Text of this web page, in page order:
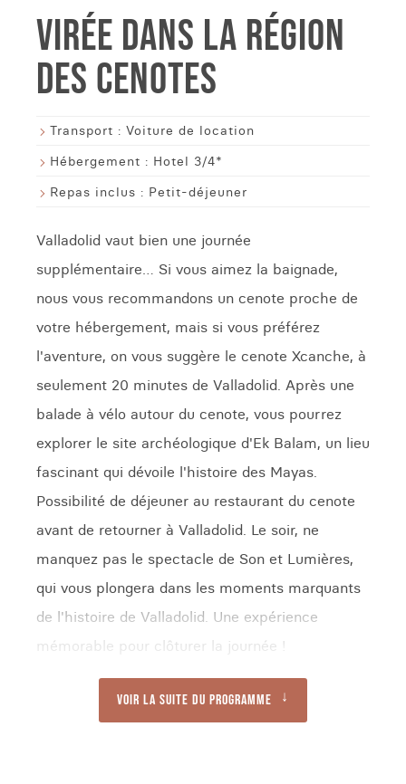
VIRÉE DANS LA RÉGION
DES CENOTES
Transport : Voiture de location
Hébergement : Hotel 3/4*
Repas inclus : Petit-déjeuner
Valladolid vaut bien une journée
supplémentaire… Si vous aimez la baignade,
nous vous recommandons un cenote proche de
votre hébergement, mais si vous préférez
l'aventure, on vous suggère le cenote Xcanche, à
seulement 20 minutes de Valladolid. Après une
balade à vélo autour du cenote, vous pourrez
explorer le site archéologique d'Ek Balam, un lieu
fascinant qui dévoile l'histoire des Mayas.
Possibilité de déjeuner au restaurant du cenote
avant de retourner à Valladolid. Le soir, ne
manquez pas le spectacle de Son et Lumières,
qui vous plongera dans les moments marquants
de l'histoire de Valladolid. Une expérience
mémorable pour clôturer la journée !
Voir la suite du programme